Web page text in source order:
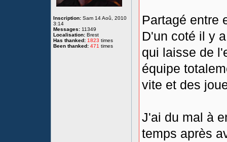
Inscription: Sam 14 Aoû, 2010
3:14
Messages: 11349
Localisation: Brest
Has thanked: 1823 times
Been thanked: 471 times
Partagé entre
D'un coté il y
qui laisse de
équipe
vite et des
J'ai du mal à
temps après